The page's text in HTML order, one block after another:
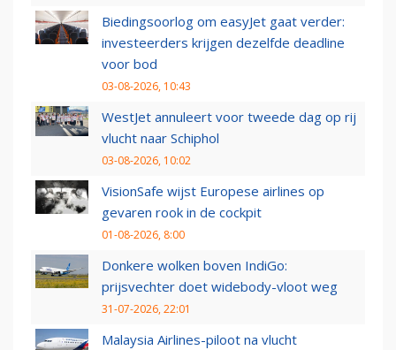
Biedingsoorlog om easyJet gaat verder:
investeerders krijgen dezelfde deadline
voor bod
03-08-2026, 10:43
WestJet annuleert voor tweede dag op rij
vlucht naar Schiphol
03-08-2026, 10:02
VisionSafe wijst Europese airlines op
gevaren rook in de cockpit
01-08-2026, 8:00
Donkere wolken boven IndiGo:
prijsvechter doet widebody-vloot weg
31-07-2026, 22:01
Malaysia Airlines-piloot na vlucht